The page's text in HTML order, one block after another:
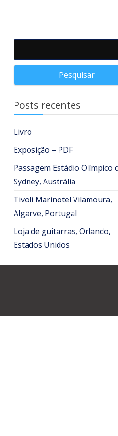
Posts recentes
Livro
Exposição – PDF
Passagem Estádio Olímpico
Sydney, Austrália
Tivoli Marinotel Vilamoura,
Algarve, Portugal
Loja de guitarras, Orlando,
Estados Unidos